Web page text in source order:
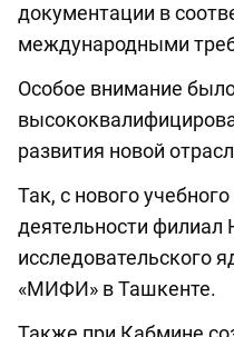
документации в
международными
Особое внимание
развития новой
Так, с нового
деятельности филиал
исследовательского
«МИФИ» в Ташкенте.